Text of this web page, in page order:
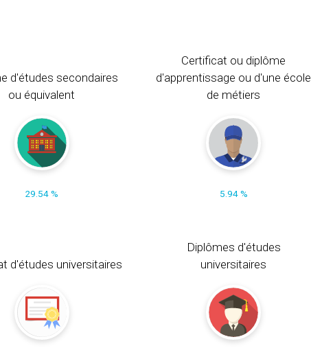
d'études secondaires
ou équivalent
29.54 %
Certificat ou diplôme
d'apprentissage ou d'une école
de métiers
5.94 %
d'études universitaires
Diplômes d'études
universitaires